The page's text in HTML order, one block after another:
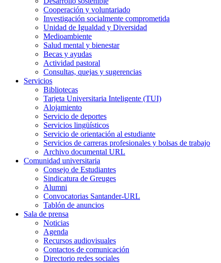
Cooperación y voluntariado
Investigación socialmente comprometida
Unidad de Igualdad y Diversidad
Medioambiente
Salud mental y bienestar
Becas y ayudas
Actividad pastoral
Consultas, quejas y sugerencias
Servicios
Bibliotecas
Tarjeta Universitaria Inteligente (TUI)
Alojamiento
Servicio de deportes
Servicios lingüísticos
Servicio de orientación al estudiante
Servicios de carreras profesionales y bolsas de trabajo
Archivo documental URL
Comunidad universitaria
Consejo de Estudiantes
Sindicatura de Greuges
Alumni
Convocatorias Santander-URL
Tablón de anuncios
Sala de prensa
Noticias
Agenda
Recursos audiovisuales
Contactos de comunicación
Directorio redes sociales